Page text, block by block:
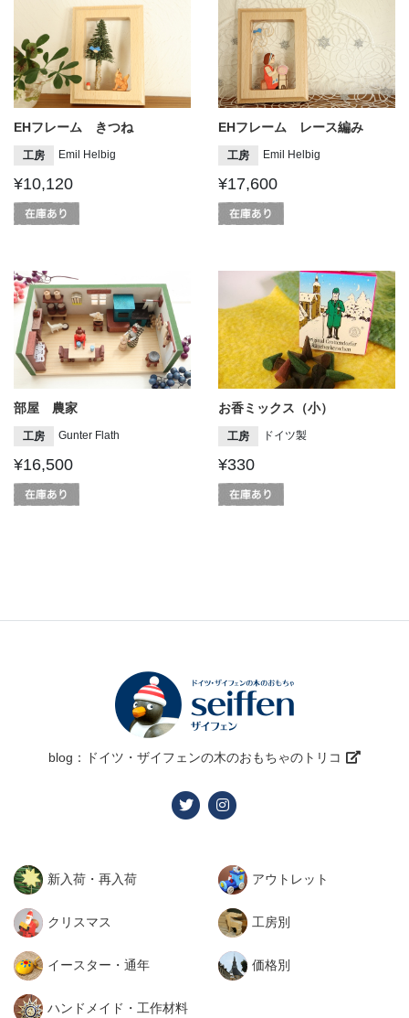
EHフレーム きつね
工房 Emil Helbig
¥10,120
EHフレーム レース編み
工房 Emil Helbig
¥17,600
部屋 農家
工房 Gunter Flath
¥16,500
お香ミックス（小）
工房 ドイツ製
¥330
blog：ドイツ・ザイフェンの木のおもちゃのトリコ
新入荷・再入荷
クリスマス
イースター・通年
ハンドメイド・工作材料
アウトレット
工房別
価格別